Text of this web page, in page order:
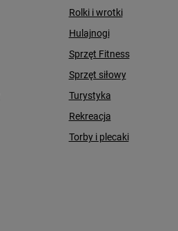
Rolki i wrotki
Hulajnogi
Sprzęt Fitness
Sprzęt siłowy
Turystyka
Rekreacja
Torby i plecaki